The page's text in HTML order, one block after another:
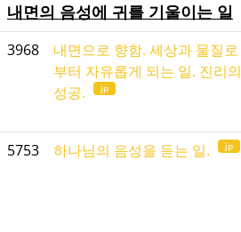
내면의 음성에 귀를 기울이는 일
3968
내면으로 향함. 세상과 물질로
부터 자유롭게 되는 일. 진리의
성공.
jp
5753 하나님의 음성을 듣는 일. jp